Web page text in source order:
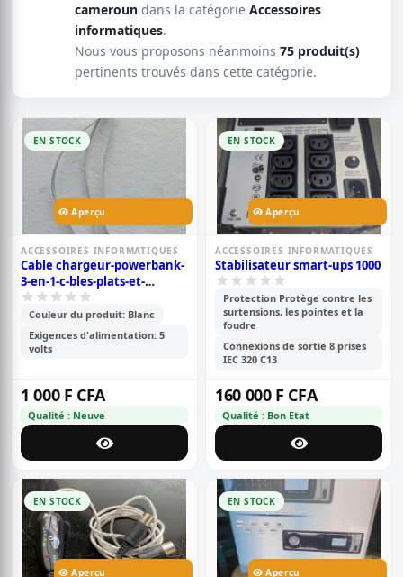
cameroun dans la catégorie Accessoires
informatiques.
Nous vous proposons néanmoins 75 produit(s)
pertinents trouvés dans cette catégorie.
EN STOCK
Aperçu
ACCESSOIRES INFORMATIQUES
Cable chargeur-powerbank-
3-en-1-c-bles-plats-et-
flexibles
Couleur du produit: Blanc
Exigences d'alimentation: 5
volts
1 000 F CFA
Qualité : Neuve
EN STOCK
Aperçu
ACCESSOIRES INFORMATIQUES
Stabilisateur smart-ups 1000
Protection Protège contre les
surtensions, les pointes et la
foudre
Connexions de sortie 8 prises
IEC 320 C13
160 000 F CFA
Qualité : Bon Etat
EN STOCK
Aperçu
EN STOCK
Aperçu